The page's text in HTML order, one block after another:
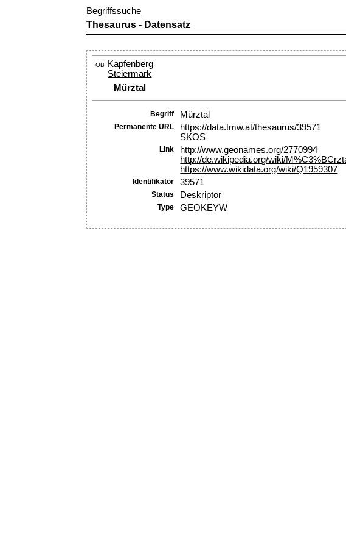
Begriffssuche
Thesaurus - Datensatz
OB
Kapfenberg
Steiermark
Mürztal
Begriff Mürztal
Permanente URL
https://data.tmw.at/thesaurus/39571
SKOS
Link
http://www.geonames.org/2770994
http://de.wikipedia.org/wiki/
https://www.wikidata.org/wiki/Q1959307
Identifikator 39571
Status Deskriptor
Type GEOKEYW